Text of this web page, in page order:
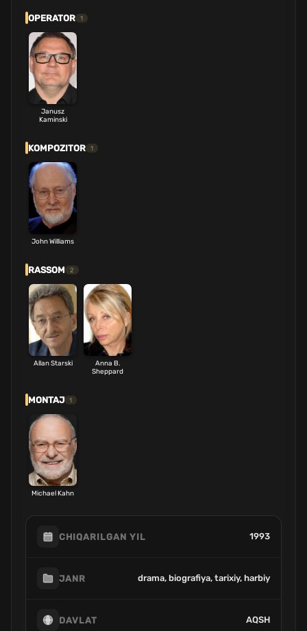
OPERATOR 1
Janusz
Kaminski
KOMPOZITOR 1
John Williams
RASSOM 2
Allan Starski
Anna B.
Sheppard
MONTAJ 1
Michael Kahn
CHIQARILGAN YIL 1993
JANR drama, biografiya, tarixiy, harbiy
DAVLAT AQSH